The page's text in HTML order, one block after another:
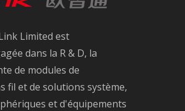
Limited est
dans la R & D, la
de modules de
fil et de solutions système,
et d'équipements